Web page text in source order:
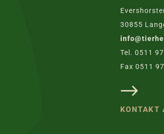
30855
Tel. 0511
Fax 0511
KONTAKT